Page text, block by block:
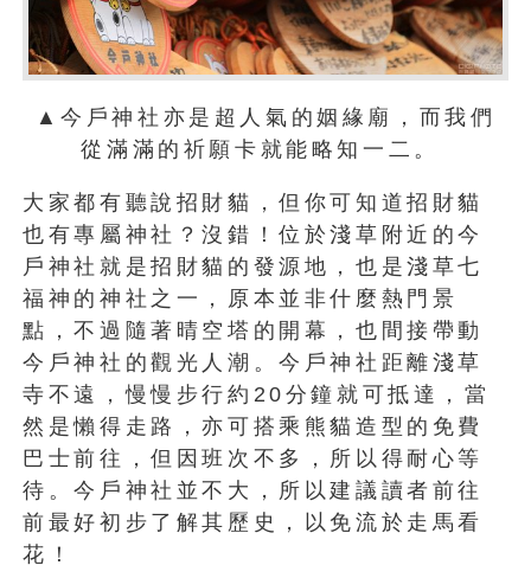
▲今戶神社亦是超人氣的姻緣廟，而我們
從滿滿的祈願卡就能略知一二。
大家都有聽說招財貓，但你可知道招財貓
也有專屬神社？沒錯！位於淺草附近的今
戶神社就是招財貓的發源地，也是淺草七
福神的神社之一，原本並非什麼熱門景
點，不過隨著晴空塔的開幕，也間接帶動
今戶神社的觀光人潮。今戶神社距離淺草
寺不遠，慢慢步行約20分鐘就可抵達，當
然是懶得走路，亦可搭乘熊貓造型的免費
巴士前往，但因班次不多，所以得耐心等
待。今戶神社並不大，所以建議讀者前往
前最好初步了解其歷史，以免流於走馬看
花！